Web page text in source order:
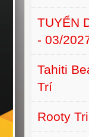
TUYỂN
- 03/
Tahiti
Trí
Rooty